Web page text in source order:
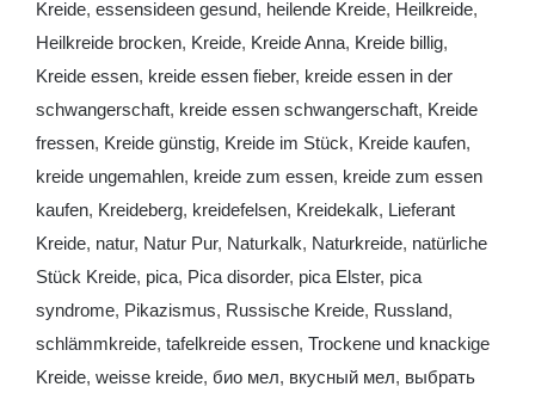
Kreide, essensideen gesund, heilende Kreide, Heilkreide,
Heilkreide brocken, Kreide, Kreide Anna, Kreide billig,
Kreide essen, kreide essen fieber, kreide essen in der
schwangerschaft, kreide essen schwangerschaft, Kreide
fressen, Kreide günstig, Kreide im Stück, Kreide kaufen,
kreide ungemahlen, kreide zum essen, kreide zum essen
kaufen, Kreideberg, kreidefelsen, Kreidekalk, Lieferant
Kreide, natur, Natur Pur, Naturkalk, Naturkreide, natürliche
Stück Kreide, pica, Pica disorder, pica Elster, pica
syndrome, Pikazismus, Russische Kreide, Russland,
schlämmkreide, tafelkreide essen, Trockene und knackige
Kreide, weisse kreide, био мел, вкусный мел, выбрать